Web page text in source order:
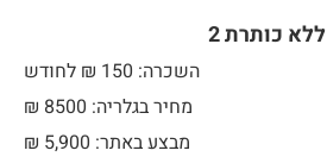
ללא כותרת 2
השכרה: 150 ₪ לחודש
מחיר בגלריה: 8500 ₪
מבצע באתר:
₪ 5,900